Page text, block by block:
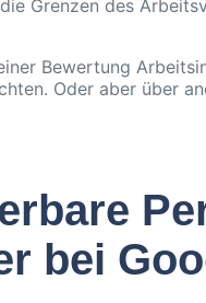
Grenzen des
Bewertung
Oder aber über
bei